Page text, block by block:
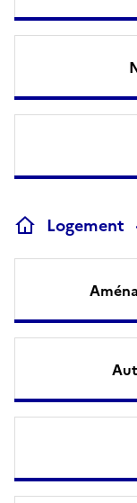
Logement